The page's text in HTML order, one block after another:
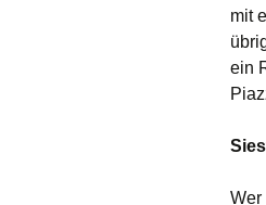
mit
ein
Wer